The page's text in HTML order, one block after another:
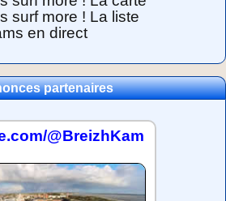
surf more ! La liste
en direct
partenaires
@BreizhKam